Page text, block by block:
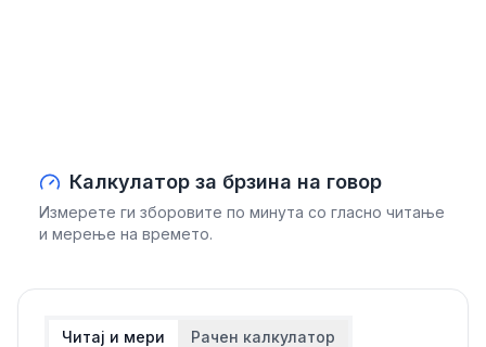
Калкулатор за брзина на говор
Измерете ги зборовите по минута со гласно читање
и мерење на времето.
Читај и мери Рачен калкулатор